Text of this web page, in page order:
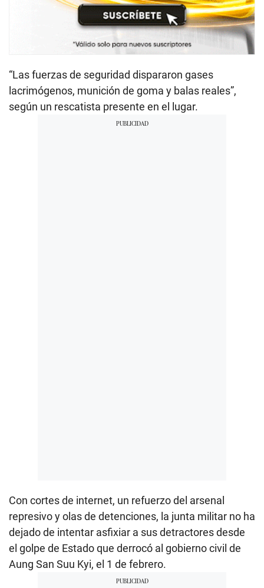
“Las fuerzas de seguridad dispararon gases
lacrimógenos, munición de goma y balas reales”,
según un rescatista presente en el lugar.
Con cortes de internet, un refuerzo del arsenal
represivo y olas de detenciones, la junta militar no ha
dejado de intentar asfixiar a sus detractores desde
el golpe de Estado que derrocó al gobierno civil de
Aung San Suu Kyi, el 1 de febrero.